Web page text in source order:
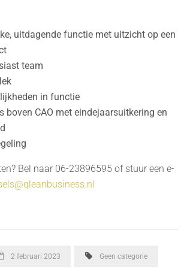
uitdagende functie met uitzicht op een
team
in functie
boven CAO met eindejaarsuitkering en
Bel naar 06-23896595 of stuur een e-
2 februari 2023 Geen categorie